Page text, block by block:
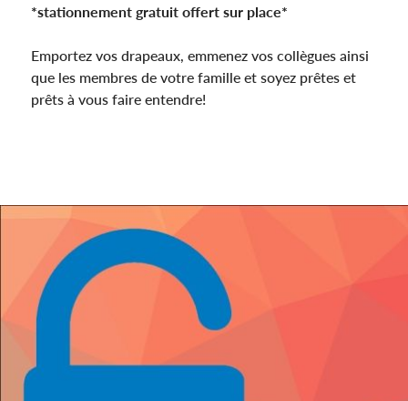
*stationnement gratuit offert sur place*
Emportez vos drapeaux, emmenez vos collègues ainsi
que les membres de votre famille et soyez prêtes et
prêts à vous faire entendre!